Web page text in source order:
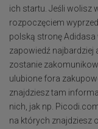
ich startu. Jeśli wolisz
rozpoczęciem
polską stronę
zapowiedź
zostanie
ulubione fora
znajdziesz tam
nich, jak np.
na których znajdziesz